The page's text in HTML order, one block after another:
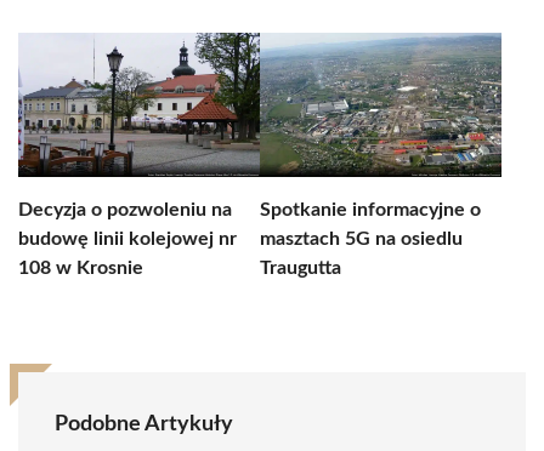
Decyzja o pozwoleniu na
budowę linii kolejowej nr
108 w Krosnie
Spotkanie informacyjne o
masztach 5G na osiedlu
Traugutta
Podobne Artykuły